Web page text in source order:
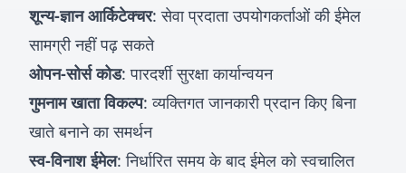
शून्य-ज्ञान आर्किटेक्चर: सेवा प्रदाता उपयोगकर्ताओं की ईमेल
सामग्री नहीं पढ़ सकते
ओपन-सोर्स कोड: पारदर्शी सुरक्षा कार्यान्वयन
गुमनाम खाता विकल्प: व्यक्तिगत जानकारी प्रदान किए बिना
खाते बनाने का समर्थन
स्व-विनाश ईमेल: निर्धारित समय के बाद ईमेल को स्वचालित